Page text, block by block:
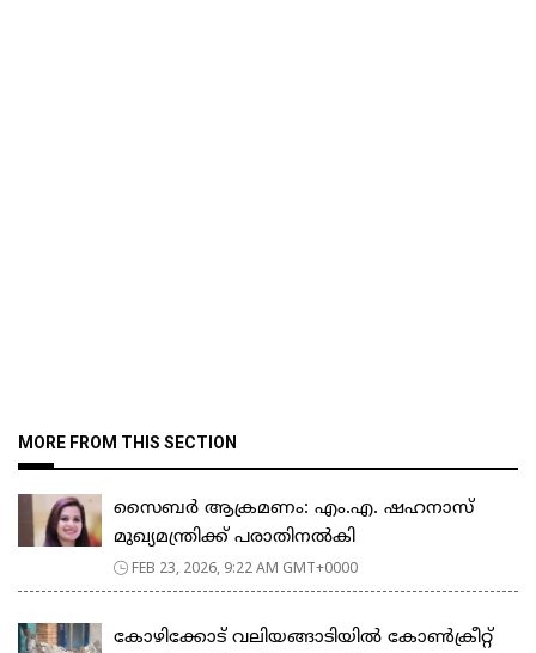
MORE FROM THIS SECTION
സൈബർ ആക്രമണം: എം.എ. ഷഹനാസ്
മുഖ്യമന്ത്രിക്ക് പരാതിനൽകി
FEB 23, 2026, 9:22 AM GMT+0000
കോഴിക്കോട് വലിയങ്ങാടിയിൽ കോൺക്രീറ്റ്